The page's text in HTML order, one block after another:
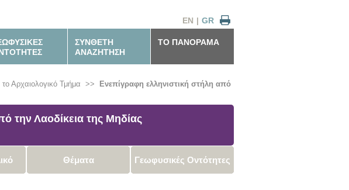
GR
|
EN
ΣΥΝΘΕΤΗ
ΑΝΑΖΗΤΗΣΗ
ΤΟ ΠΑΝΟΡΑΜΑ
Αρχαιολογικό Τμήμα >>
Ενεπίγραφη ελληνιστική στήλη από
την Λαοδίκεια της Μηδίας
Θέματα Γεωφυσικές Οντότητες